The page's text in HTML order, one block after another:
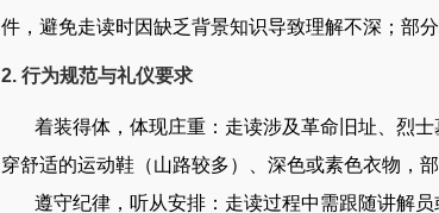
件，避免走读时因缺乏背景知识导致理解不深；部
2. 行为规范与礼仪要求
着装得体，体现庄重：走读涉及革命旧址、烈士
穿舒适的运动鞋（山路较多）、深色或素色衣物，
遵守纪律，听从安排：走读过程中需跟随讲解员